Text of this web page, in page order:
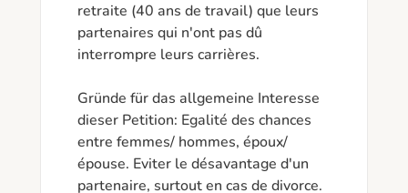
retraite (40 ans de travail) que leurs
partenaires qui n'ont pas dû
interrompre leurs carrières.
Gründe für das allgemeine Interesse
dieser Petition: Egalité des chances
entre femmes/ hommes, époux/
épouse. Eviter le désavantage d'un